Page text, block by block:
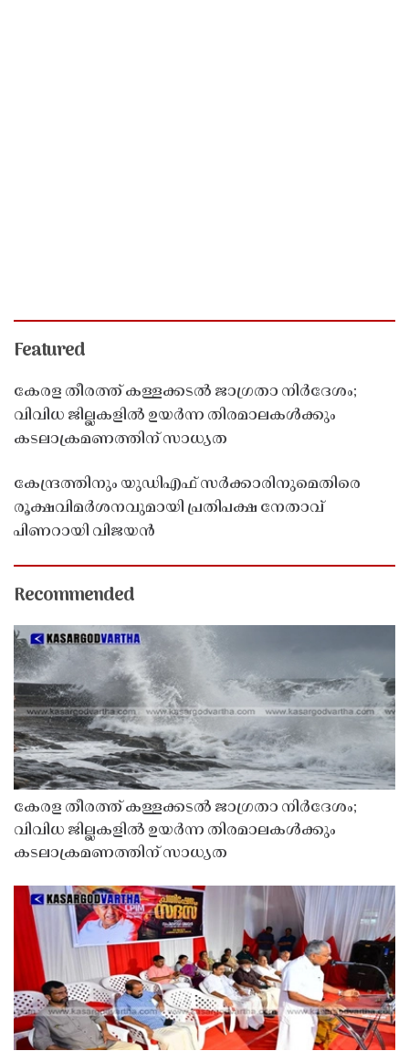
Featured
കേരള തീരത്ത് കള്ളക്കടൽ ജാഗ്രതാ നിർദേശം;
വിവിധ ജില്ലകളിൽ ഉയർന്ന തിരമാലകൾക്കും
കടലാക്രമണത്തിന് സാധ്യത
കേന്ദ്രത്തിനും യുഡിഎഫ് സർക്കാരിനുമെതിരെ
രൂക്ഷവിമർശനവുമായി പ്രതിപക്ഷ നേതാവ്
പിണറായി വിജയൻ
Recommended
കേരള തീരത്ത് കള്ളക്കടൽ ജാഗ്രതാ നിർദേശം;
വിവിധ ജില്ലകളിൽ ഉയർന്ന തിരമാലകൾക്കും
കടലാക്രമണത്തിന് സാധ്യത